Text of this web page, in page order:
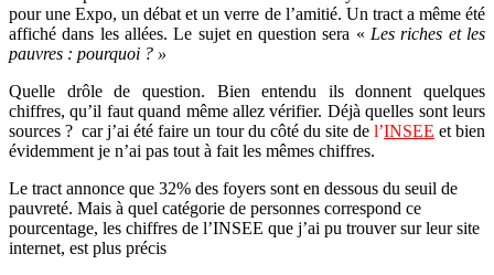
pour une Expo, un débat et un verre de l’amitié. Un tract a même été
affiché dans les allées. Le sujet en question sera « Les riches et les
pauvres : pourquoi ? »
Quelle drôle de question. Bien entendu ils donnent quelques
chiffres, qu’il faut quand même allez vérifier. Déjà quelles sont leurs
sources ? car j’ai été faire un tour du côté du site de l’INSEE et bien
évidemment je n’ai pas tout à fait les mêmes chiffres.
Le tract annonce que 32% des foyers sont en dessous du seuil de
pauvreté. Mais à quel catégorie de personnes correspond ce
pourcentage, les chiffres de l’INSEE que j’ai pu trouver sur leur site
internet, est plus précis